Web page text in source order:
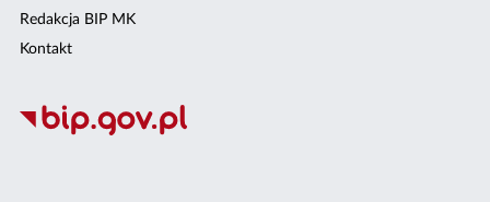
Redakcja BIP MK
Kontakt